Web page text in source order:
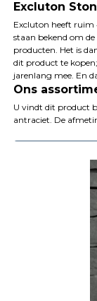
Excluton
Excluton heeft
staan bekend om
producten. Het is
dit product te
jarenlang mee. En
Ons
U vindt dit product
antraciet. De